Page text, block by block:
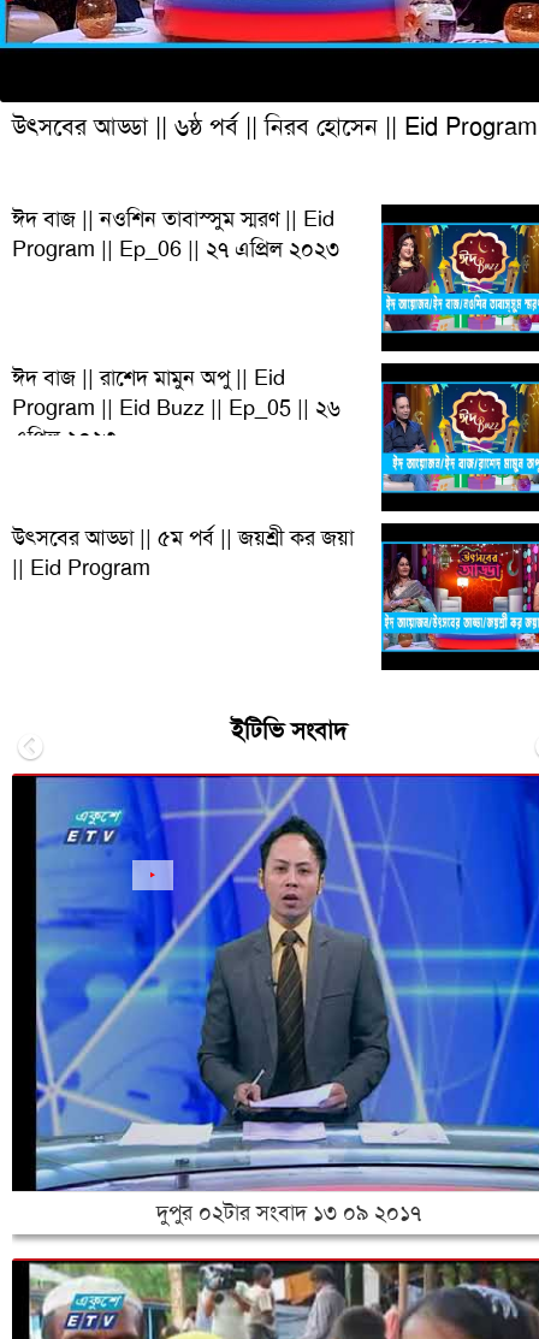
উৎসবের আড্ডা || ৬ষ্ঠ পর্ব || নিরব হোসেন || Eid Program
ঈদ বাজ || নওশিন তাবাস্সুম স্মরণ || Eid
Program || Ep_06 || ২৭ এপ্রিল ২০২৩
ঈদ বাজ || রাশেদ মামুন অপু || Eid
Program || Eid Buzz || Ep_05 || ২৬
এপ্রিল ২০২৩
উৎসবের আড্ডা || ৫ম পর্ব || জয়শ্রী কর জয়া
|| Eid Program
ইটিভি সংবাদ
‌দুপুর ০২টার সংবাদ ১৩ ০৯ ২০১৭
Previous